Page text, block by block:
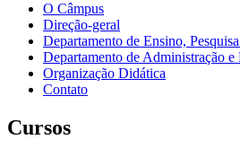
O Câmpus
Direção-geral
Departamento de Ensino,
Departamento de Administração e
Organização Didática
Contato
Cursos